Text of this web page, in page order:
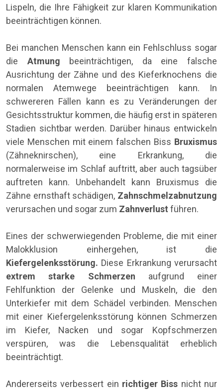
Lispeln, die Ihre Fähigkeit zur klaren Kommunikation
beeinträchtigen können.
Bei manchen Menschen kann ein Fehlschluss sogar
die Atmung beeinträchtigen, da eine falsche
Ausrichtung der Zähne und des Kieferknochens die
normalen Atemwege beeinträchtigen kann. In
schwereren Fällen kann es zu Veränderungen der
Gesichtsstruktur kommen, die häufig erst in späteren
Stadien sichtbar werden. Darüber hinaus entwickeln
viele Menschen mit einem falschen Biss Bruxismus
(Zähneknirschen), eine Erkrankung, die
normalerweise im Schlaf auftritt, aber auch tagsüber
auftreten kann. Unbehandelt kann Bruxismus die
Zähne ernsthaft schädigen, Zahnschmelzabnutzung
verursachen und sogar zum Zahnverlust führen.
Eines der schwerwiegenden Probleme, die mit einer
Malokklusion einhergehen, ist die
Kiefergelenksstörung. Diese Erkrankung verursacht
extrem starke Schmerzen aufgrund einer
Fehlfunktion der Gelenke und Muskeln, die den
Unterkiefer mit dem Schädel verbinden. Menschen
mit einer Kiefergelenksstörung können Schmerzen
im Kiefer, Nacken und sogar Kopfschmerzen
verspüren, was die Lebensqualität erheblich
beeinträchtigt.
Andererseits verbessert ein richtiger Biss nicht nur